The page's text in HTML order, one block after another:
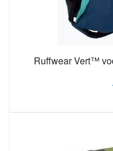
Ruffwear Vert™